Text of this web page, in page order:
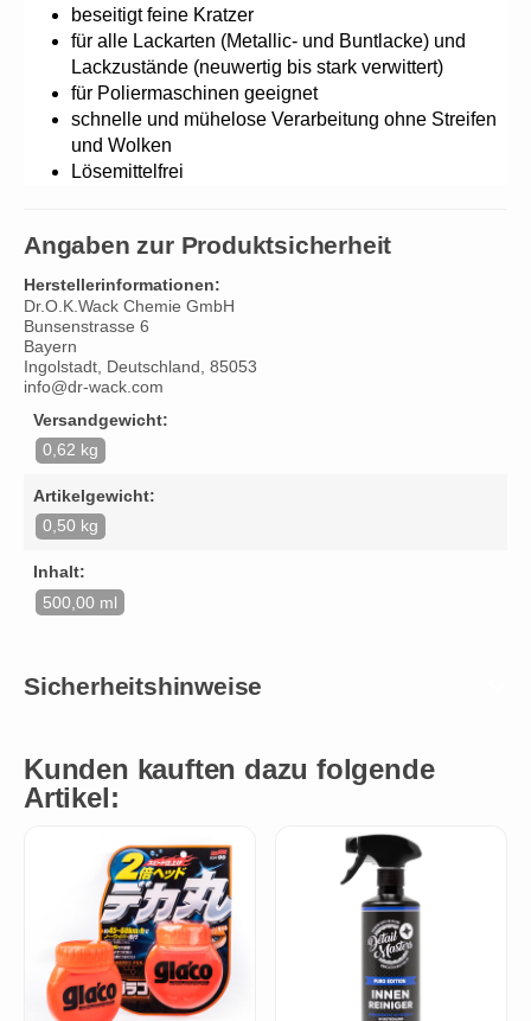
beseitigt feine Kratzer
für alle Lackarten (Metallic- und Buntlacke) und
Lackzustände (neuwertig bis stark verwittert)
für Poliermaschinen geeignet
schnelle und mühelose Verarbeitung ohne Streifen
und Wolken
Lösemittelfrei
Angaben zur Produktsicherheit
Herstellerinformationen:
Dr.O.K.Wack Chemie GmbH
Bunsenstrasse 6
Bayern
Ingolstadt, Deutschland, 85053
info@dr-wack.com
Versandgewicht:
0,62 kg
Artikelgewicht:
0,50 kg
Inhalt:
500,00 ml
Sicherheitshinweise
Kunden kauften dazu folgende
Artikel: